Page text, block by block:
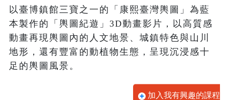
以臺博鎮館三寶之一的「康熙臺灣輿圖」為藍
本製作的「輿圖紀遊」3D動畫影片，以高質感
動畫再現輿圖內的人文地景、城鎮特色與山川
地形，還有豐富的動植物生態，呈現沉浸感十
足的輿圖風景。
加入我有興趣的課程